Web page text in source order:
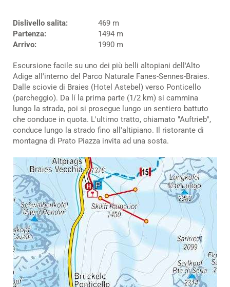
Dislivello salita:
469 m
Partenza:
1494 m
Arrivo:
1990 m
Escursione facile su uno dei più belli altopiani dell'Alto
Adige all'interno del Parco Naturale Fanes-Sennes-Braies.
Dalle sciovie di Braies (Hotel Astebel) verso Ponticello
(parcheggio). Da lí la prima parte (1/2 km) si cammina
lungo la strada, poi si prosegue lungo un sentiero battuto
che conduce in quota. L'ultimo tratto, chiamato "Auftrieb",
conduce lungo la strado fino all'altipiano. Il ristorante di
montagna di Prato Piazza invita ad una sosta.